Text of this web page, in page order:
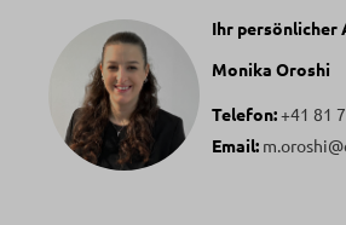
Ihr persönlicher
Monika Oroshi
Telefon:+41 81
Email: